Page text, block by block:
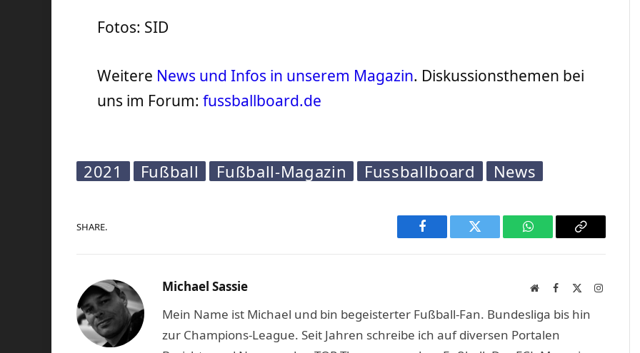
Fotos: SID
Weitere News und Infos in unserem Magazin. Diskussionsthemen bei
uns im Forum:fussballboard.de
2021 Fußball Fußball-Magazin Fussballboard News
SHARE.
Facebook Twitter WhatsAppCopy
Michael Sassie WebsiteFacebook
Mein Name ist Michael und bin begeisterter Fußball-Fan. Bundesliga bis hin
zur Champions-League. Seit Jahren schreibe ich auf diversen Portalen